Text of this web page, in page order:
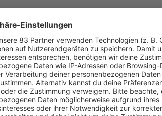
the attack, yet she does not
the Britain of free press (Die Königin
sie aber nicht kritisiert werden,
keine Angst zeigten, sie aber im